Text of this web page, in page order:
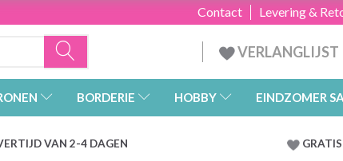
Levering &
Contact
VERLANGLIJST
BORDERIE HOBBY EINDZOMER
VAN 2-4 DAGEN GRATIS